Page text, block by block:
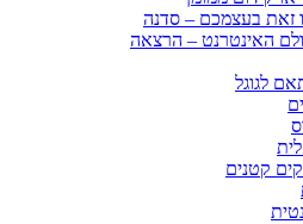
זאת בעצמכם – סדנה
האינטרנט – הרצאה
לגוגל
קטנים